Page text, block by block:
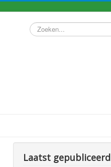
Zoeken...
Laatst gepubliceerd